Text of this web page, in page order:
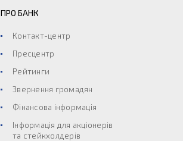
ПРО БАНК
Контакт-центр
Пресцентр
Рейтинги
Звернення громадян
Фінансова інформація
Інформація для акціонерів
та стейкхолдерів